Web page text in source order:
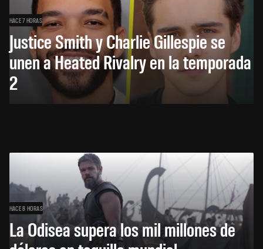
HACE 7 HORAS
Justice Smith y Charlie Gillespie se
unen a Heated Rivalry en la temporada
2
HACE 8 HORAS
La Odisea supera los mil millones de